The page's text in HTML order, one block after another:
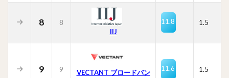
8
8
IIJ
11.8 1.5
9 9
VECTANT ブロードバン
11.6 1.5